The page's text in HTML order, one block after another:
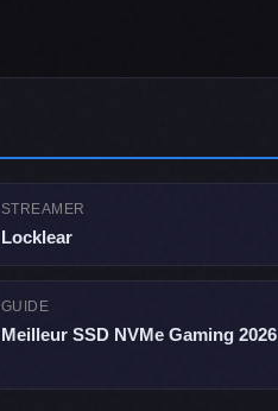
STREAMER
Locklear
GUIDE
Meilleur SSD NVMe Gaming 2026